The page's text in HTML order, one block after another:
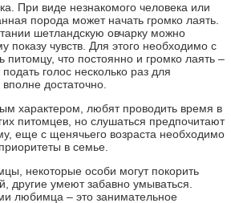
При виде незнакомого человека или
порода может начать громко лаять.
шетландскую овчарку можно
показу чувств. Для этого необходимо с
питомцу, что постоянно и громко лаять –
голос несколько раз для
достаточно.
характером, любят проводить время в
питомцев, но слушаться предпочитают
еще с щенячьего возраста необходимо
в семье.
некоторые особи могут покорить
другие умеют забавно умываться.
любимца – это занимательное